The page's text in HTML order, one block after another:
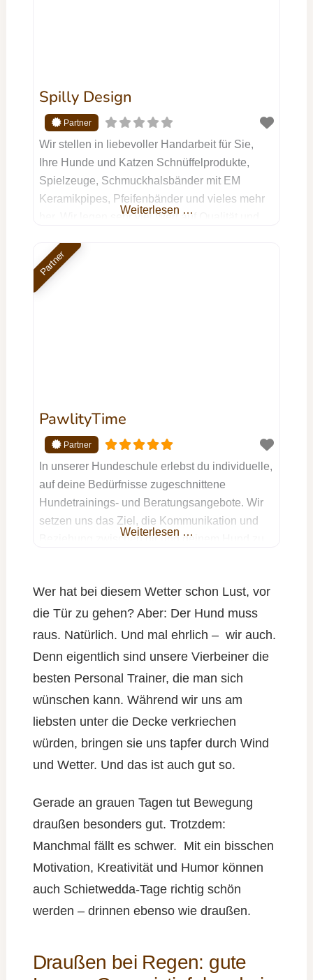
Spilly Design
Wir stellen in liebevoller Handarbeit für Sie,
Ihre Hunde und Katzen Schnüffelprodukte,
Spielzeuge, Schmuckhalsbänder mit EM
Keramikpipes, Pfeifenbänder und vieles mehr
her. Wir legen sehr viel Wert auf Qualität und
Materialen. Jetzt Kontakt aufnehmen Dein
Name Deine E-Mail-Adresse Betreff Deine
Nachricht (optional) Ich willige ein, dass die
Weiterlesen …
Partner
PawlityTime
In unserer Hundeschule erlebst du individuelle,
auf deine Bedürfnisse zugeschnittene
Hundetrainings- und Beratungsangebote. Wir
setzen uns das Ziel, die Kommunikation und
Beziehung zwischen dir und deinem Hund zu
Begleiter zu schaffen. Unser ganzheitlicher
Ansatz strebt nicht nur die Lösung spezifischer
Probleme an, sondern berücksichtigt dabei die
Weiterlesen …
Wer hat bei diesem Wetter schon Lust, vor
die Tür zu gehen? Aber: Der Hund muss
raus. Natürlich. Und mal ehrlich – wir auch.
Denn eigentlich sind unsere Vierbeiner die
besten Personal Trainer, die man sich
wünschen kann. Während wir uns am
liebsten unter die Decke verkriechen
würden, bringen sie uns tapfer durch Wind
und Wetter. Und das ist auch gut so.
Gerade an grauen Tagen tut Bewegung
draußen besonders gut. Trotzdem:
Manchmal fällt es schwer. Mit ein bisschen
Motivation, Kreativität und Humor können
auch Schietwedda-Tage richtig schön
werden – drinnen ebenso wie draußen.
Draußen bei Regen: gute